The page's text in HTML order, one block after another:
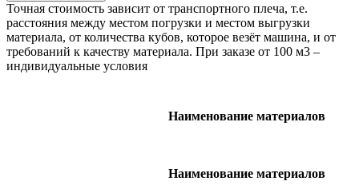
Точная стоимость зависит от транспортного плеча, т.е.
расстояния между местом погрузки и местом выгрузки
материала, от количества кубов, которое везёт машина, и от
требований к качеству материала. При заказе от 100 м3 –
индивидуальные условия
Наименование материалов
Наименование материалов